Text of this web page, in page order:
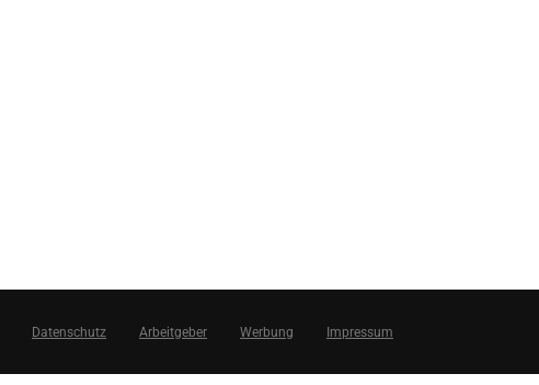
Datenschutz Arbeitgeber Werbung Impressum